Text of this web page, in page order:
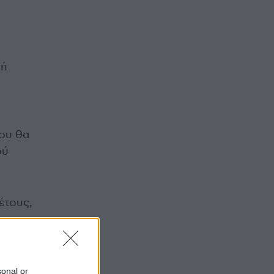
or
θα